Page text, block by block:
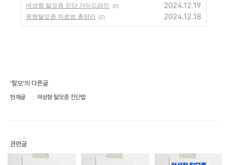
여성형 탈모증 진단 가이드라인 (0) 2024.12.19
원형탈모증 치료법 총망라 (2) 2024.12.18
'탈모'의 다른글
현재글 여성형 탈모증 진단법
관련글